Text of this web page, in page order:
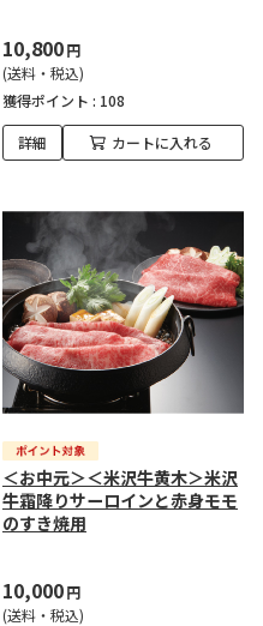
10,800円
(送料・税込)
獲得ポイント : 108
詳細 カートに入れる
＜お中元＞＜米沢牛黄木＞米沢
牛霜降りサーロインと赤身モモ
のすき焼用
10,000円
(送料・税込)